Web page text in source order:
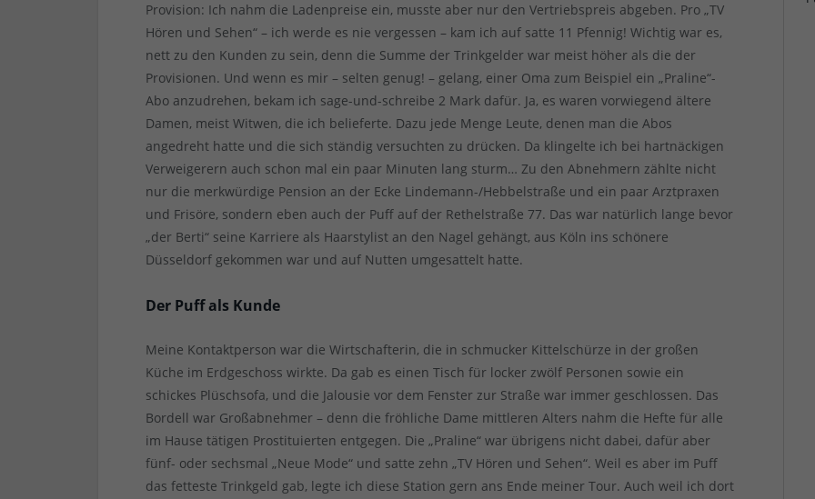
Provision: Ich nahm die Ladenpreise ein, musste aber nur den Vertriebspreis abgeben. Pro „TV
Hören und Sehen“ – ich werde es nie vergessen – kam ich auf satte 11 Pfennig! Wichtig war es,
nett zu den Kunden zu sein, denn die Summe der Trinkgelder war meist höher als die der
Provisionen. Und wenn es mir – selten genug! – gelang, einer Oma zum Beispiel ein „Praline“-
Abo anzudrehen, bekam ich sage-und-schreibe 2 Mark dafür. Ja, es waren vorwiegend ältere
Damen, meist Witwen, die ich belieferte. Dazu jede Menge Leute, denen man die Abos
angedreht hatte und die sich ständig versuchten zu drücken. Da klingelte ich bei hartnäckigen
Verweigerern auch schon mal ein paar Minuten lang sturm… Zu den Abnehmern zählte nicht
nur die merkwürdige Pension an der Ecke Lindemann-/Hebbelstraße und ein paar Arztpraxen
und Frisöre, sondern eben auch der Puff auf der Rethelstraße 77. Das war natürlich lange bevor
„der Berti“ seine Karriere als Haarstylist an den Nagel gehängt, aus Köln ins schönere
Düsseldorf gekommen war und auf Nutten umgesattelt hatte.
Der Puff als Kunde
Meine Kontaktperson war die Wirtschafterin, die in schmucker Kittelschürze in der großen
Küche im Erdgeschoss wirkte. Da gab es einen Tisch für locker zwölf Personen sowie ein
schickes Plüschsofa, und die Jalousie vor dem Fenster zur Straße war immer geschlossen. Das
Bordell war Großabnehmer – denn die fröhliche Dame mittleren Alters nahm die Hefte für alle
im Hause tätigen Prostituierten entgegen. Die „Praline“ war übrigens nicht dabei, dafür aber
fünf- oder sechsmal „Neue Mode“ und satte zehn „TV Hören und Sehen“. Weil es aber im Puff
das fetteste Trinkgeld gab, legte ich diese Station gern ans Ende meiner Tour. Auch weil ich dort